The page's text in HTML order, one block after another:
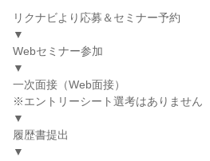
リクナビより応募＆セミナー予約
▼
Webセミナー参加
▼
一次面接（Web面接）
※エントリーシート選考はありません
▼
履歴書提出
▼